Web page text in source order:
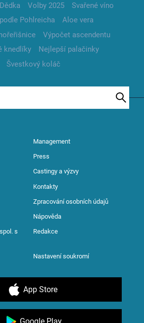
Volby 2025
Svařené víno
Pohlreicha
Aloe vera
Výpočet ascendentu
knedlíky
Nejlepší palačinky
Švestkový koláč
Management
Press
Castingy a výzvy
Kontakty
Zpracování osobních údajů
Nápověda
s
Redakce
Nastavení soukromí
App Store